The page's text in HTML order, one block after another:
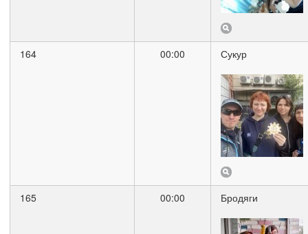
164 00:00 Сукур
165 00:00 Бродяги